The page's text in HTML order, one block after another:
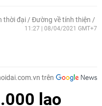
thời đại Đường về tính thiện
11:27 | 08/04/2021 GMT+7
trên
lao